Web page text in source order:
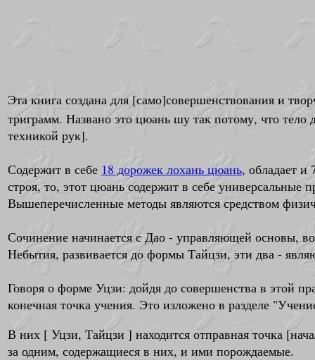
Эта книга создана для [само]совершенствования и
триграмм. Названо это цюань шу так потому, что тело
техникой рук].
Содержит в себе 18 дорожек лохань цюань, обладает и
строя, то, этот цюань содержит в себе
Вышеперечисленные методы являются средством
Сочинение начинается с Дао - управляющей основы,
Небытия, развивается до формы Тайцзи, эти два -
Говоря о форме Уцзи: дойдя до совершенства в этой
конечная точка учения. Это изложено в разделе
В них [ Уцзи, Тайцзи ] находится отправная точка
за одним, содержащиеся в них, и ими порождаемые.